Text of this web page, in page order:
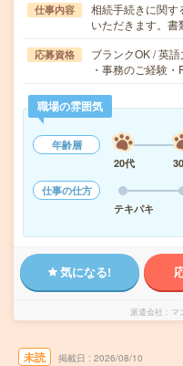
仕事内容
相続手続きに関す
いただきます。
応募資格
ブランクOK / 英
・事務のご経験
職場の雰囲気
年齢層
20代
仕事の仕方
テキパキ
気になる!
派遣会社 マ
未読 掲載日 2026/08/10